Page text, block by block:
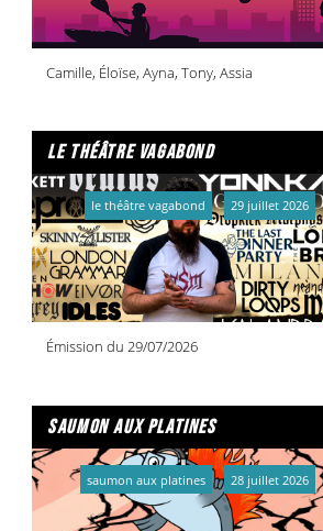
Camille, Éloïse, Ayna, Tony, Assia
le théâtre vagabond
Émission du 29/07/2026
le théâtre vagabond 29 juillet 2026
saumon aux platines
saumon aux platines 28 juillet 2026